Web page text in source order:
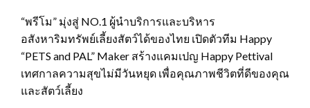
“พรีโม” มุ่งสู่ NO.1 ผู้นำบริการและบริหาร
อสังหาริมทรัพย์เลี้ยงสัตว์ได้ของไทย เปิดตัวทีม Happy
“PETS and PAL” Maker สร้างแคมเปญ Happy Pettival
เทศกาลความสุขไม่มีวันหยุด เพื่อคุณภาพชีวิตที่ดีของคุณ
และสัตว์เลี้ยง